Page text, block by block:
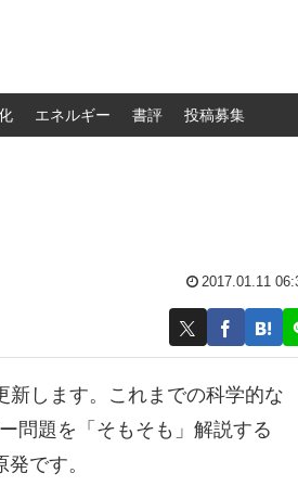
エネルギー 書評 投稿募集
2017.01.11
新します。これまでの科学的な
問題を「そもそも」解説する
です。